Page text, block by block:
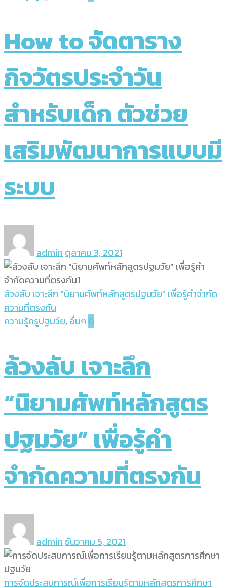
How to จัดตาราง
กิจวัตรประจำวัน
สำหรับเด็ก ตัวช่วย
เสริมพัฒนาการแบบมี
ระบบ
admin ตุลาคม 3, 2021
ล้วงลับ เจาะลึก “นิยามศัพท์หลักสูตรปฐมวัย” เพื่อรู้คำจำกัด
ความที่ตรงกัน
ความรู้ครูปฐมวัย, อื่นๆ 0
ล้วงลับ เจาะลึก
“นิยามศัพท์หลักสูตร
ปฐมวัย” เพื่อรู้คำ
จำกัดความที่ตรงกัน
admin ธันวาคม 5, 2021
การจัดประสบการณ์เพื่อการเรียนรู้ตามหลักสูตรการศึกษา